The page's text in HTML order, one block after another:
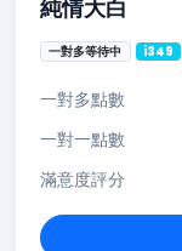
純情大白
一對多等待中 i349
一對多點數
一對一點數
滿意度評分